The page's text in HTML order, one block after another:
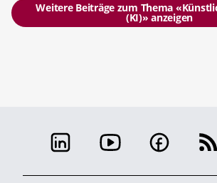
Weitere Beiträge zum Thema
(KI)» anzeigen